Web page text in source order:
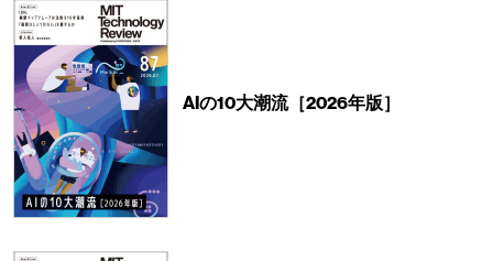
AIの10大潮流［2026年版］